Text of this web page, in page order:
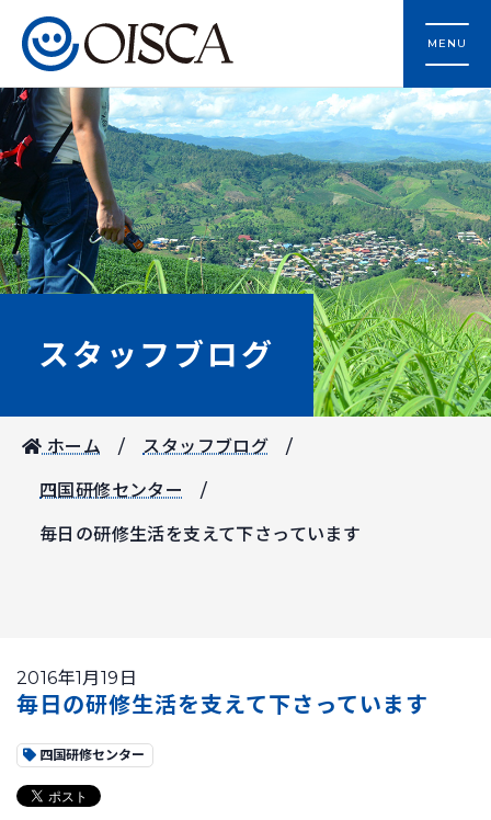
MENU
スタッフブログ
ホーム スタッフブログ
四国研修センター
毎日の研修生活を支えて下さっています
2016年1月19日
毎日の研修生活を支えて下さっています
四国研修センター